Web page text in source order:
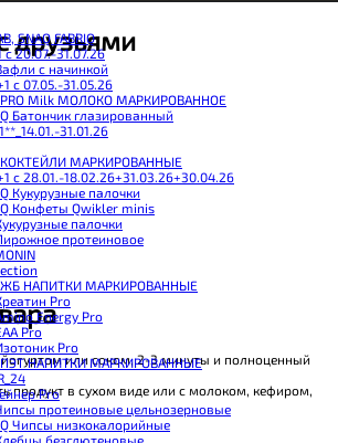
SNAQ FABRIQ
с 20.07.-31.07.26
с начинкой
с 07.05.-31.05.26
PRO Milk МОЛОКО МАРКИРОВАННОЕ
Батончик глазированный
31.01.26
КОКТЕЙЛИ МАРКИРОВАННЫЕ
с 28.01.-18.02.26+31.03.26+30.04.26
Кукурузные палочки
Конфеты Qwikler minis
палочки
протеиновое
ЖБ НАПИТКИ МАРКИРОВАННЫЕ
Pro
Energy Pro
Pro
Pro
ПЭТ НАПИТКИ МАРКИРОВАННЫЕ
Pro
протеиновые цельнозерновые
Чипсы низкокалорийные
безглютеновые
друзьями
или соком, 2-3 минуты и полноценный
продукт в сухом виде или с молоком, кефиром,